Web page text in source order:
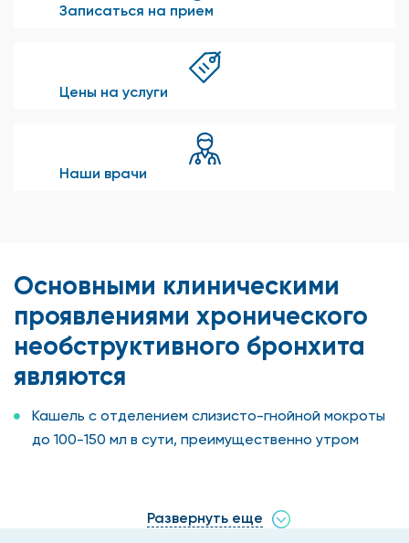
Записаться на прием
Цены на услуги
Наши врачи
Основными клиническими
проявлениями хронического
необструктивного бронхита
являются
Кашель с отделением слизисто-гнойной мокроты
до 100-150 мл в сути, преимущественно утром
Развернуть еще